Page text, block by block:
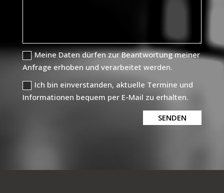
Meine Daten dürfen zur Beantwortung meiner
Anfrage erhoben und verarbeitet werden.
Ich bin einverstanden, aktuelle Termine und
Informationen bequem per E-Mail zu erhalten.
SENDEN